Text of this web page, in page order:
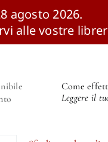
agosto 2026.
alle vostre
Come
Leggere il